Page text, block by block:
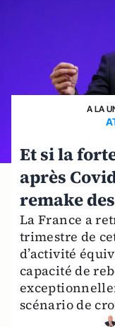
A LA
Et si la
après
remake
La France a
trimestre de
d’activité
capacité de
scénario de